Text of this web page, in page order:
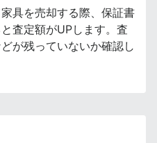
具を売却する際、保証書
査定額がUPします。査
が残っていないか確認し